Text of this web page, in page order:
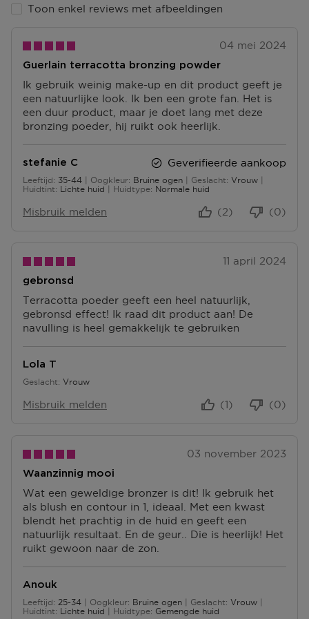
Retourneren
Terugsturen
dagen om deze (gedeeltelijk) terug te sturen of te
herroepen. Na de herroeping heb je dan nog eens 14
dagen de tijd om de producten te retourneren. Om
jouw bestelling te herroepen, kun je contact met ons
opnemen of gebruikmaken van eenmodelformulier
Omruilen of terugbrengen in de winkel
Je mag het product ook terugbrengen of omruilen in
een winkel bij jou in de buurt. Hiervoor hoef je geen
retourformulier in te vullen. Neem wel je
Meer vragen rond bestellen? Die vind je op onze FAQ
Toon enkel reviews met afbeeldingen
04 mei 2024
Guerlain terracotta bronzing powder
Ik gebruik weinig make-up en dit product geeft je
een natuurlijke look. Ik ben een grote fan. Het is
een duur product, maar je doet lang met deze
bronzing poeder, hij ruikt ook heerlijk.
stefanie C
Leeftijd
35 tot 4435-44 Oogkleur Bruine ogen Geslacht
Vrouw
Huidtint
Lichte huid Huidtype Normale huid
Geverifieerde aankoop
Misbruik melden (0)
(2)
11 april 2024
gebronsd
Terracotta poeder geeft een heel natuurlijk,
gebronsd effect! Ik raad dit product aan! De
navulling is heel gemakkelijk te gebruiken
Lola T
Geslacht Vrouw
Misbruik melden (0)
(1)
03 november 2023
Waanzinnig mooi
Wat een geweldige bronzer is dit! Ik gebruik het
als blush en contour in 1, ideaal. Met een kwast
blendt het prachtig in de huid en geeft een
natuurlijk resultaat. En de geur.. Die is heerlijk! Het
ruikt gewoon naar de zon.
Anouk
Leeftijd
25 tot 3425-34 Oogkleur Bruine ogen Geslacht
Vrouw
Huidtint
Lichte huid Huidtype Gemengde huid